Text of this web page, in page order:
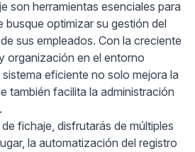
son herramientas esenciales para
busque optimizar su gestión del
sus empleados. Con la creciente
organización en el entorno
eficiente no solo mejora la
también facilita la administración
fichaje, disfrutarás de múltiples
la automatización del registro